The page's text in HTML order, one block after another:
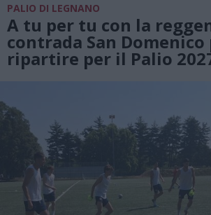
PALIO DI LEGNANO
A tu per tu con la
contrada San
ripartire per il Palio